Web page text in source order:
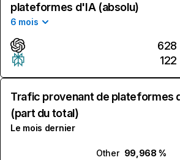
plateformes d'IA (absolu)
6 mois
628
122
Trafic provenant de plateformes
(part du total)
Le mois dernier
Other 99,968 %